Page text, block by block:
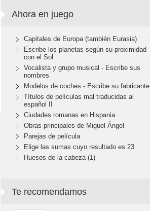
Ahora en juego
Capitales de Europa (también Eurasia)
Escribe los planetas según su proximidad
con el Sol
Vocalista y grupo musical - Escribe sus
nombres
Modelos de coches - Escribe su fabricante
Títulos de películas mal traducidas al
español II
Ciudades romanas en Hispania
Obras principales de Miguel Ángel
Parejas de película
Elige las sumas cuyo resultado es 23
Huesos de la cabeza (1)
Te recomendamos